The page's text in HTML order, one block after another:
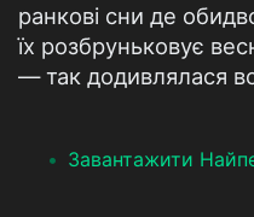
ранкові сни де
їх розбруньковує
— так додивлялася
Завантажити